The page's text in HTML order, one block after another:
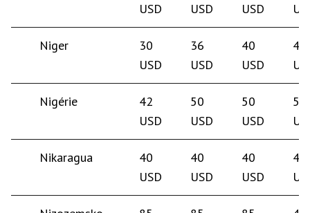
USD
USD
USD
Niger
30
USD
36
USD
40
USD
40
Nigérie
42
USD
50
USD
50
USD
50
Nikaragua
40
USD
40
USD
40
USD
40